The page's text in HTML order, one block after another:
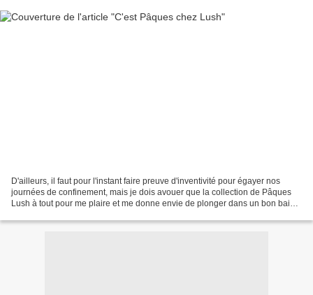
D'ailleurs, il faut pour l'instant faire preuve d'inventivité pour égayer nos
journées de confinement, mais je dois avouer que la collection de Pâques
Lush à tout pour me plaire et me donne envie de plonger dans un bon bain